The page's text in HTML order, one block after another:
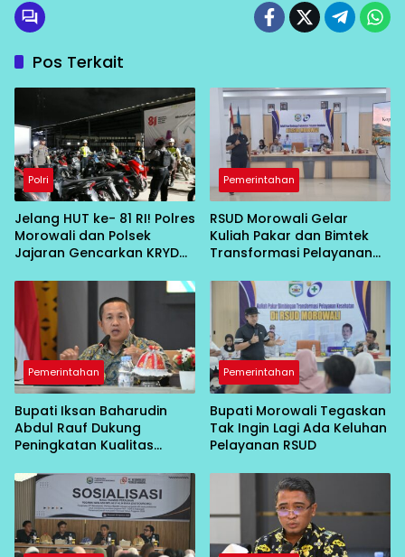
Pos Terkait
Polri
Jelang HUT ke- 81 RI! Polres
Morowali dan Polsek
Jajaran Gencarkan KRYD
Kamtibmas Kondusif
Pemerintahan
RSUD Morowali Gelar
Kuliah Pakar dan Bimtek
Transformasi Pelayanan
Pemerintahan
Bupati Iksan Baharudin
Abdul Rauf Dukung
Peningkatan Kualitas
Morowali
Pemerintahan
Bupati Morowali Tegaskan
Tak Ingin Lagi Ada Keluhan
Pelayanan RSUD